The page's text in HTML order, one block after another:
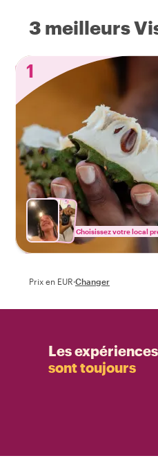
3 meilleurs
1
Choisissez votre local
Prix en EUR·Changer
Les
sont toujours